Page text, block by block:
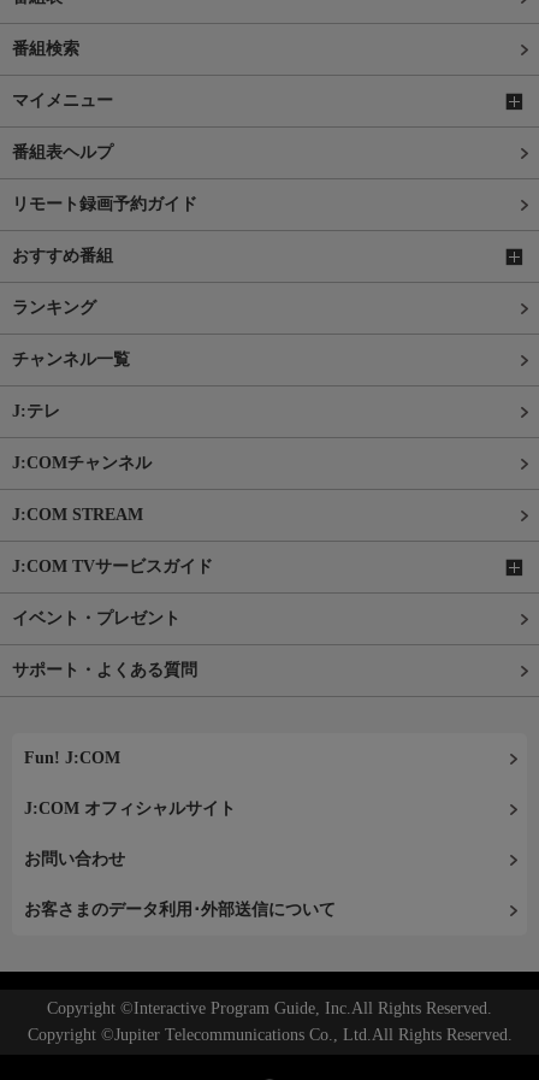
番組検索
マイメニュー
番組表ヘルプ
リモート録画予約ガイド
おすすめ番組
ランキング
チャンネル一覧
J:テレ
J:COMチャンネル
J:COM STREAM
J:COM TVサービスガイド
イベント・プレゼント
サポート・よくある質問
Fun! J:COM
J:COM オフィシャルサイト
お問い合わせ
お客さまのデータ利用･外部送信について
Copyright ©Interactive Program Guide, Inc.All Rights Reserved.
Copyright ©Jupiter Telecommunications Co., Ltd.All Rights Reserved.